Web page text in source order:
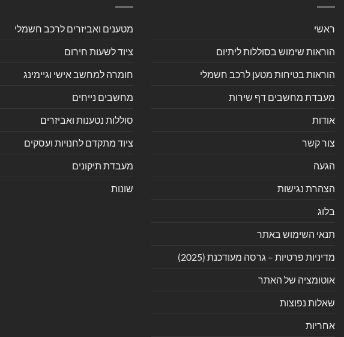
ראשי
הוראות שימוש בסוללות ליתיום
הוראות בטיחות מטען לרכב חשמלי
מעבדת מחשבים דף שירות
אודות
צור קשר
הגעה
הצהרת נגישות
בלוג
תנאי השימוש באתר
מדיניות פרטיות – גרסה מעודכנת (2025)
אוטומציה של האתר
שאלות נפוצות
אחריות
מטענים ואביזרים לרכב חשמלי
ציוד לשעות חירום
חומרה למחשב אישי וגיימינג
מחשבים נייחים
סוללות נטענות ואביזרים
ציוד מתקדם לחנויות ועסקים
מעבדת תיקונים
שונות